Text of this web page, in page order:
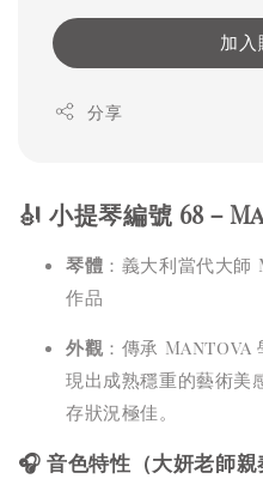
加入
分享
🎻 小提琴編號 68－
琴體 ：義大利當代大
作品
外觀 ：傳承 Mantova
現出成熟穩重的藝術美
存狀況極佳。
🎧 音色特性（大妍老師親